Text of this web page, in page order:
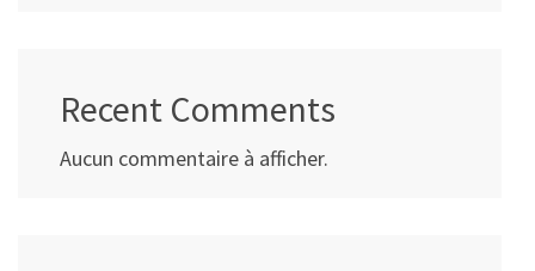
Recent Comments
Aucun commentaire à afficher.